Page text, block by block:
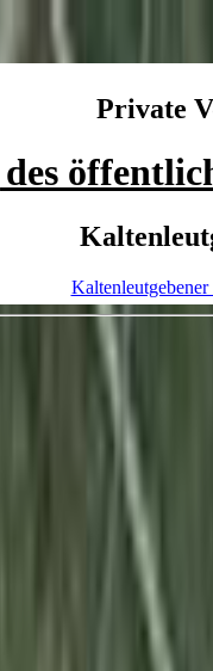
Private
des